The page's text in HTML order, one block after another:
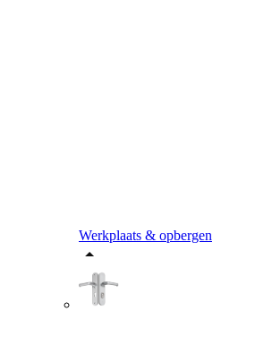
Werkplaats & opbergen